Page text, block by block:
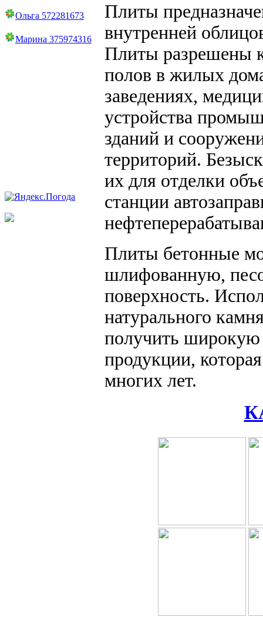
Ольга 572281673
Марина 375974316
Плиты
внутренней
Плиты разрешены
полов в жилых
заведениях,
устройства
зданий и
территорий.
их для отделки
станции
Плиты бетонные
шлифованную,
поверхность.
натурального
получить
продукции,
многих лет.